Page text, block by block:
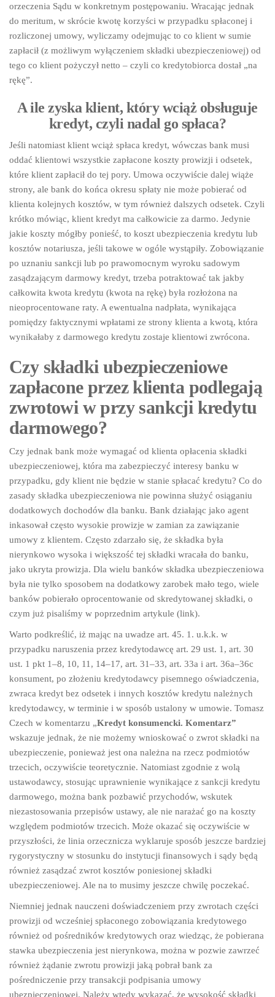
orzeczenia Sądu w konkretnym postępowaniu. Wracając jednak
do meritum, w skrócie kwotę korzyści w przypadku spłaconej i
rozliczonej umowy, wyliczamy odejmując to co klient w sumie
zapłacił (z możliwym wyłączeniem składki ubezpieczeniowej) od
tego co klient pożyczył netto – czyli co kredytobiorca dostał „na
rękę”.
A ile zyska klient, który wciąż obsługuje
kredyt, czyli nadal go spłaca?
Jeśli natomiast klient wciąż spłaca kredyt, wówczas bank musi
oddać klientowi wszystkie zapłacone koszty prowizji i odsetek,
które klient zapłacił do tej pory. Umowa oczywiście dalej wiąże
strony, ale bank do końca okresu spłaty nie może pobierać od
klienta kolejnych kosztów, w tym również dalszych odsetek. Czyli
krótko mówiąc, klient kredyt ma całkowicie za darmo. Jedynie
jakie koszty mógłby ponieść, to koszt ubezpieczenia kredytu lub
kosztów notariusza, jeśli takowe w ogóle wystąpiły. Zobowiązanie
po uznaniu sankcji lub po prawomocnym wyroku sadowym
zasądzającym darmowy kredyt, trzeba potraktować tak jakby
całkowita kwota kredytu (kwota na rękę) była rozłożona na
nieoprocentowane raty. A ewentualna nadpłata, wynikająca
pomiędzy faktycznymi wpłatami ze strony klienta a kwotą, która
wynikałaby z darmowego kredytu zostaje klientowi zwrócona.
Czy składki ubezpieczeniowe
zapłacone przez klienta podlegają
zwrotowi w przy sankcji kredytu
darmowego?
Czy jednak bank może wymagać od klienta opłacenia składki
ubezpieczeniowej, która ma zabezpieczyć interesy banku w
przypadku, gdy klient nie będzie w stanie spłacać kredytu? Co do
zasady składka ubezpieczeniowa nie powinna służyć osiąganiu
dodatkowych dochodów dla banku. Bank działając jako agent
inkasował często wysokie prowizje w zamian za zawiązanie
umowy z klientem. Często zdarzało się, że składka była
nierynkowo wysoka i większość tej składki wracała do banku,
jako ukryta prowizja. Dla wielu banków składka ubezpieczeniowa
była nie tylko sposobem na dodatkowy zarobek mało tego, wiele
banków pobierało oprocentowanie od skredytowanej składki, o
czym już pisaliśmy w poprzednim artykule (link).
Warto podkreślić, iż mając na uwadze art. 45. 1. u.k.k. w
przypadku naruszenia przez kredytodawcę art. 29 ust. 1, art. 30
ust. 1 pkt 1–8, 10, 11, 14–17, art. 31–33, art. 33a i art. 36a–36c
konsument, po złożeniu kredytodawcy pisemnego oświadczenia,
zwraca kredyt bez odsetek i innych kosztów kredytu należnych
kredytodawcy, w terminie i w sposób ustalony w umowie. Tomasz
Czech w komentarzu „Kredyt konsumencki. Komentarz”
wskazuje jednak, że nie możemy wnioskować o zwrot składki na
ubezpieczenie, ponieważ jest ona należna na rzecz podmiotów
trzecich, oczywiście teoretycznie. Natomiast zgodnie z wolą
ustawodawcy, stosując uprawnienie wynikające z sankcji kredytu
darmowego, można bank pozbawić przychodów, wskutek
niezastosowania przepisów ustawy, ale nie narażać go na koszty
względem podmiotów trzecich. Może okazać się oczywiście w
przyszłości, że linia orzecznicza wyklaruje sposób jeszcze bardziej
rygorystyczny w stosunku do instytucji finansowych i sądy będą
również zasądzać zwrot kosztów poniesionej składki
ubezpieczeniowej. Ale na to musimy jeszcze chwilę poczekać.
Niemniej jednak nauczeni doświadczeniem przy zwrotach części
prowizji od wcześniej spłaconego zobowiązania kredytowego
również od pośredników kredytowych oraz wiedząc, że pobierana
stawka ubezpieczenia jest nierynkowa, można w pozwie zawrzeć
również żądanie zwrotu prowizji jaką pobrał bank za
pośredniczenie przy transakcji podpisania umowy
ubezpieczeniowej. Należy wtedy wykazać, że wysokość składki